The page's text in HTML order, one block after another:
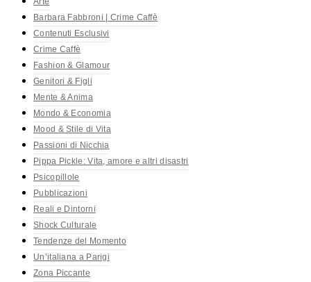
Barbara Fabbroni | Crime Caffè
Contenuti Esclusivi
Crime Caffè
Fashion & Glamour
Genitori & Figli
Mente & Anima
Mondo & Economia
Mood & Stile di Vita
Passioni di Nicchia
Pippa Pickle: Vita, amore e altri disastri
Psicopillole
Pubblicazioni
Reali e Dintorni
Shock Culturale
Tendenze del Momento
Un’italiana a Parigi
Zona Piccante